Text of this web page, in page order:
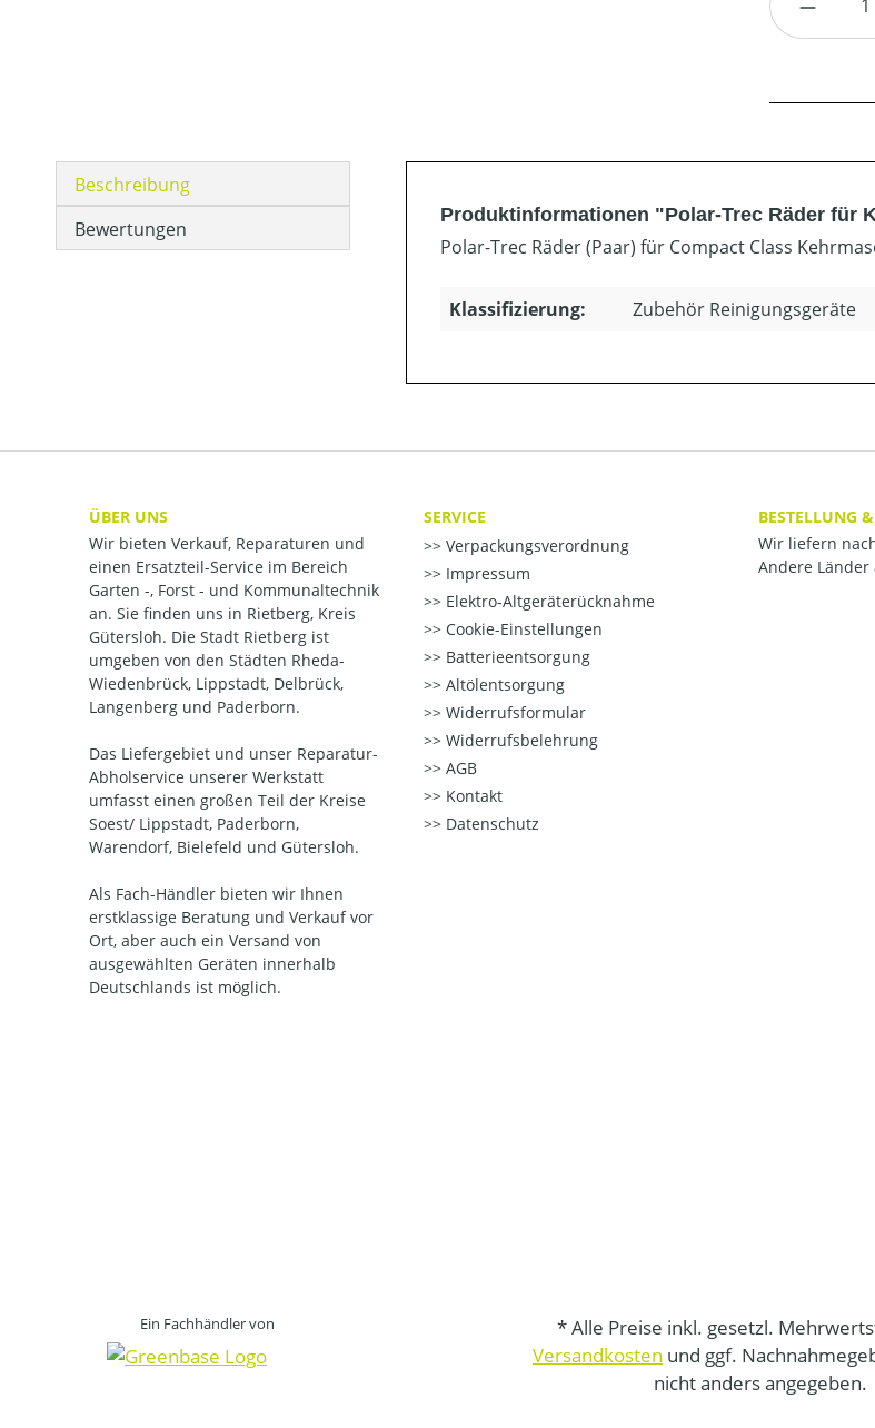
Beschreibung
Bewertungen
Produktinformationen "Polar-Trec Räder für
Polar-Trec Räder (Paar) für Compact Class
Klassifizierung: Zubehör Reinigungsgeräte
ÜBER UNS
Wir bieten Verkauf, Reparaturen und
einen Ersatzteil-Service im Bereich
Garten -, Forst - und Kommunaltechnik
an. Sie finden uns in Rietberg, Kreis
Gütersloh. Die Stadt Rietberg ist
umgeben von den Städten Rheda-
Wiedenbrück, Lippstadt, Delbrück,
Langenberg und Paderborn.
Das Liefergebiet und unser Reparatur-
Abholservice unserer Werkstatt
umfasst einen großen Teil der Kreise
Soest/ Lippstadt, Paderborn,
Warendorf, Bielefeld und Gütersloh.
Als Fach-Händler bieten wir Ihnen
erstklassige Beratung und Verkauf vor
Ort, aber auch ein Versand von
ausgewählten Geräten innerhalb
Deutschlands ist möglich.
SERVICE
Verpackungsverordnung
Impressum
Elektro-Altgeräterücknahme
Cookie-Einstellungen
Batterieentsorgung
Altölentsorgung
Widerrufsformular
Widerrufsbelehrung
AGB
Kontakt
Datenschutz
BESTELLUNG
Wir liefern
Andere Länder
Ein Fachhändler von
* Alle Preise inkl. gesetzl.
Versandkosten und ggf.
nicht anders angegeben.